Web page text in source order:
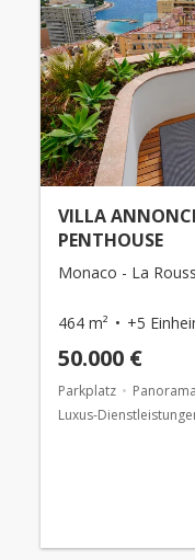
VILLA
PENTHOUSE
Monaco - La
464 m² +5
50.000 €
Parkplatz
Luxus-